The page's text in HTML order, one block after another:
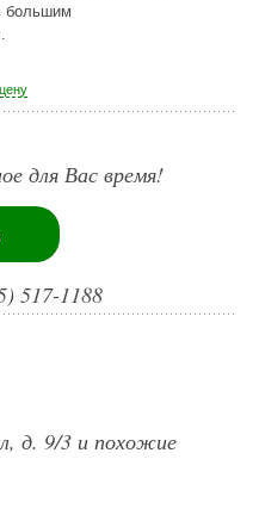
большим
для Вас время!
517-1188
д. 9/3 и похожие